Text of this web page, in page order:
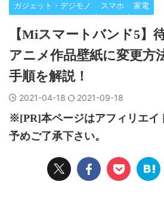
ガジェット・デジモノ スマホ 家電
【Miスマートバンド5】
アニメ作品壁紙に変更方
手順を解説！
2021-04-18 2021-09-18
※[PR]本ページはアフィリエイ
予めご了承下さい。